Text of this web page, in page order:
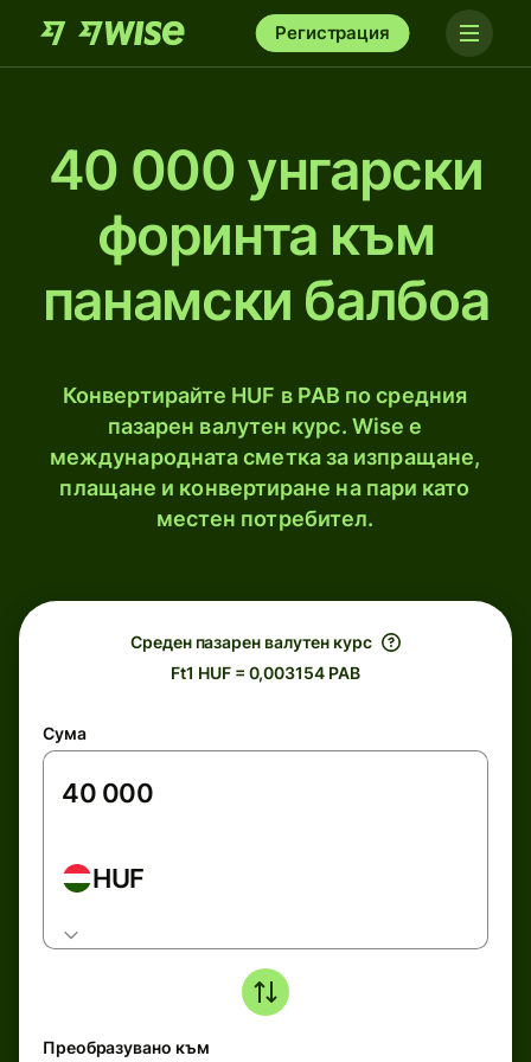
Регистрация
40 000 унгарски
форинта към
панамски балбоа
Конвертирайте HUF в PAB по средния
пазарен валутен курс. Wise е
международната сметка за изпращане,
плащане и конвертиране на пари като
местен потребител.
Среден пазарен валутен курс
Ft1 HUF = 0,003154 PAB
Сума
HUF
Преобразувано към